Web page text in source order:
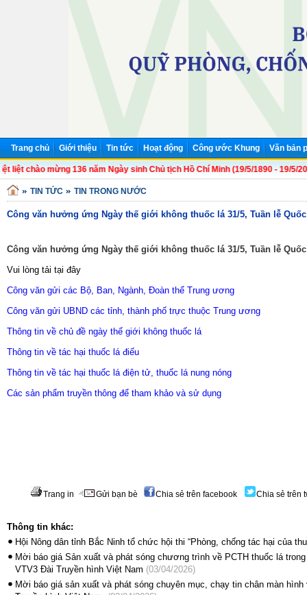
Trang chủ Giới thiệu Tin tức Hoạt động Công ước Khung Văn bản
liệt chào mừng 136 năm Ngày sinh Chủ tịch Hồ Chí Minh (19/5/1890 - 19/5/
TIN TỨC TIN TRONG NƯỚC
Công văn hưởng ứng Ngày thế giới không thuốc lá 31/5, Tuần lễ
Công văn hưởng ứng Ngày thế giới không thuốc lá 31/5, Tuần lễ
Vui lòng tải tại đây
Công văn gửi các Bộ, Ban, Ngành, Đoàn thể Trung ương
Công văn gửi UBND các tỉnh, thành phố trực thuộc Trung ương
Thông tin về chủ đề ngày thế giới không thuốc lá
Thông tin về tác hại thuốc lá điếu
Thông tin về tác hại thuốc lá điện tử, thuốc lá nung nóng
Các sản phẩm truyền thông để tham khảo và sử dụng
Trang in Gửi bạn bè Chia sẻ trên facebook Chia sẻ trên
Thông tin khác:
Hội Nông dân tỉnh Bắc Ninh tổ chức hội thi “Phòng, chống tác hại của
Mời báo giá Sản xuất và phát sóng chương trình về PCTH thuốc lá
VTV3 Đài Truyền hình Việt Nam (03/04/2026)
Mời báo giá sản xuất và phát sóng chuyên mục, chạy tin chân màn